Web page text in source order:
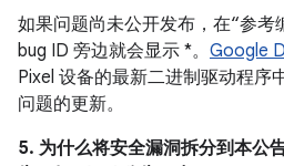
如果问题尚未公开发布，在“参考
bug ID 旁边就会显示 *。 Google
Pixel 设备的最新二进制驱动程序
问题的更新。
5. 为什么将安全漏洞拆分到本公